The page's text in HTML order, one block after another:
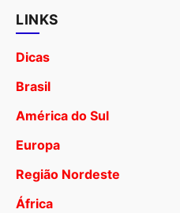
LINKS
Dicas
Brasil
América do Sul
Europa
Região Nordeste
África